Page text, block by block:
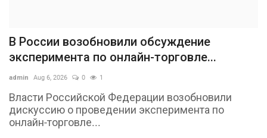
В России возобновили обсуждение
эксперимента по онлайн-торговле...
admin Aug 6, 2026 0 1
Власти Российской Федерации возобновили
дискуссию о проведении эксперимента по
онлайн-торговле...